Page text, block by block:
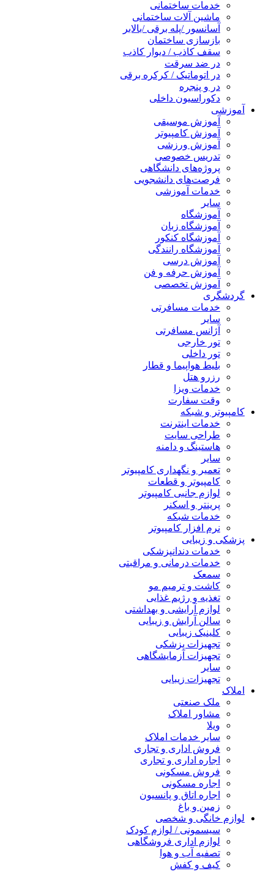
خدمات ساختمانی
ماشین آلات ساختمانی
آسانسور /پله برقی /بالابر
بازسازی ساختمان
سقف کاذب / دیوار کاذب
در ضد سرقت
در اتوماتیک / کرکره برقی
در و پنجره
دکوراسیون داخلی
آموزشی
آموزش موسیقی
آموزش کامپیوتر
آموزش ورزشی
تدریس خصوصی
پروژه‌های دانشگاهی
فرصت‌های دانشجویی
خدمات آموزشی
سایر
آموزشگاه
آموزشگاه زبان
آموزشگاه کنکور
آموزشگاه رانندگی
آموزش درسی
آموزش حرفه و فن
آموزش تخصصی
گردشگری
خدمات مسافرتی
سایر
آژانس مسافرتی
تور خارجی
تور داخلی
بلیط هواپیما و قطار
رزرو هتل
خدمات ویزا
وقت سفارت
کامپیوتر و شبکه
خدمات اینترنت
طراحی سایت
هاستینگ و دامنه
سایر
تعمیر و نگهداری کامپیوتر
کامپیوتر و قطعات
لوازم جانبی کامپیوتر
پرینتر و اسکنر
خدمات شبکه
نرم افزار کامپیوتر
پزشکی و زیبایی
خدمات دندانپزشکی
خدمات درمانی و مراقبتی
سمعک
کاشت و ترمیم مو
تغذیه و رژیم غذایی
لوازم آرایشی و بهداشتی
سالن آرایش و زیبایی
کلینیک زیبایی
تجهیزات پزشکی
تجهیزات آزمایشگاهی
سایر
تجهیزات زیبایی
املاک
ملک صنعتی
مشاور املاک
ویلا
سایر خدمات املاک
فروش اداری و تجاری
اجاره اداری و تجاری
فروش مسکونی
اجاره مسکونی
اجاره اتاق و پانسیون
زمین و باغ
لوازم خانگی و شخصی
سیسمونی / لوازم کودک
لوازم اداری فروشگاهی
تصفیه آب و هوا
کیف و کفش